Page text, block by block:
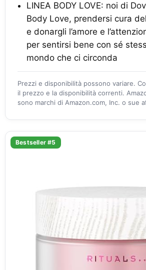
LINEA BODY LOVE: noi di
Body Love, prendersi cura
e donargli l’amore e
per sentirsi bene con sé
mondo che ci circonda
Prezzi e disponibilità possono variare.
il prezzo e la disponibilità correnti.
sono marchi di Amazon.com, Inc. o sue
Bestseller #5